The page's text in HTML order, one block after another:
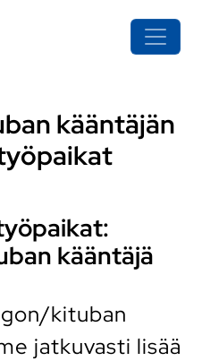
kääntäjän
kääntäjä
kituban
jatkuvasti lisää